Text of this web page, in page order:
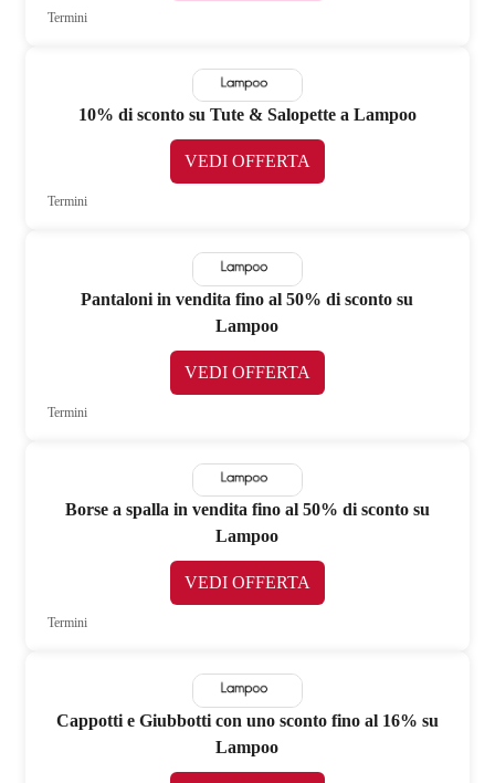
Termini
10% di sconto su Tute & Salopette a Lampoo
VEDI OFFERTA
Termini
Pantaloni in vendita fino al 50% di sconto su
Lampoo
VEDI OFFERTA
Termini
Borse a spalla in vendita fino al 50% di sconto su
Lampoo
VEDI OFFERTA
Termini
Cappotti e Giubbotti con uno sconto fino al 16% su
Lampoo